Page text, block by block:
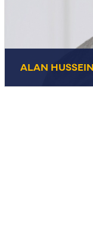
ALAN HUSSEIN